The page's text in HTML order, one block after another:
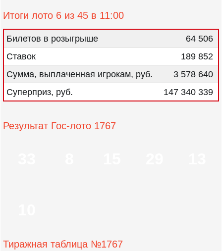
Итоги лото 6 из 45 в 11:00
Билетов в розыгрыше
64 506
Ставок
189 852
Сумма, выплаченная игрокам, руб.
3 578 640
Суперприз, руб.
147 340 339
Результат Гос-лото 1767
Тиражная таблица №1767